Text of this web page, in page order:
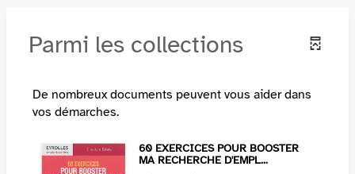
Parmi les collections
De nombreux documents peuvent vous aider dans
vos démarches.
60 EXERCICES POUR BOOSTER
MA RECHERCHE D'EMPL...